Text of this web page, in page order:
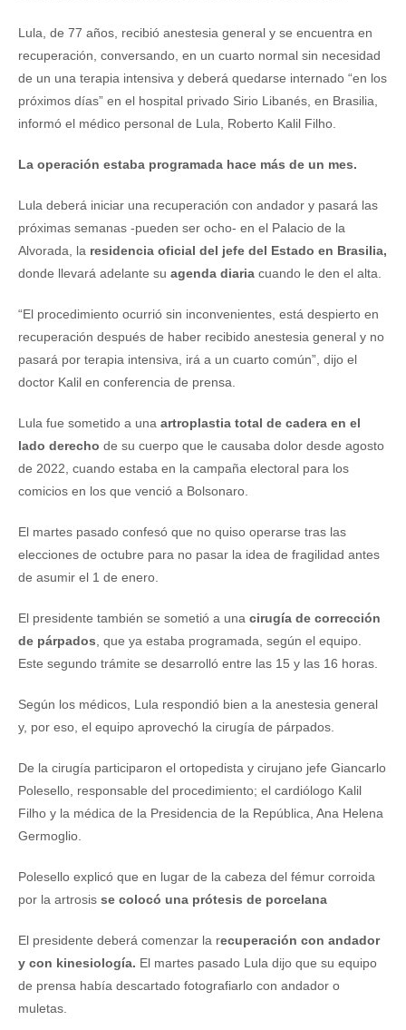
Lula, de 77 años, recibió anestesia general y se encuentra en
recuperación, conversando, en un cuarto normal sin necesidad
de un una terapia intensiva y deberá quedarse internado “en los
próximos días” en el hospital privado Sirio Libanés, en Brasilia,
informó el médico personal de Lula, Roberto Kalil Filho.
La operación estaba programada hace más de un mes.
Lula deberá iniciar una recuperación con andador y pasará las
próximas semanas -pueden ser ocho- en el Palacio de la
Alvorada, la residencia oficial del jefe del Estado en Brasilia,
donde llevará adelante su agenda diaria cuando le den el alta.
“El procedimiento ocurrió sin inconvenientes, está despierto en
recuperación después de haber recibido anestesia general y no
pasará por terapia intensiva, irá a un cuarto común”, dijo el
doctor Kalil en conferencia de prensa.
Lula fue sometido a una artroplastia total de cadera en el
lado derecho de su cuerpo que le causaba dolor desde agosto
de 2022, cuando estaba en la campaña electoral para los
comicios en los que venció a Bolsonaro.
El martes pasado confesó que no quiso operarse tras las
elecciones de octubre para no pasar la idea de fragilidad antes
de asumir el 1 de enero.
El presidente también se sometió a una cirugía de corrección
de párpados , que ya estaba programada, según el equipo.
Este segundo trámite se desarrolló entre las 15 y las 16 horas.
Según los médicos, Lula respondió bien a la anestesia general
y, por eso, el equipo aprovechó la cirugía de párpados.
De la cirugía participaron el ortopedista y cirujano jefe Giancarlo
Polesello, responsable del procedimiento; el cardiólogo Kalil
Filho y la médica de la Presidencia de la República, Ana Helena
Germoglio.
Polesello explicó que en lugar de la cabeza del fémur corroida
por la artrosis se colocó una prótesis de porcelana
El presidente deberá comenzar la recuperación con andador
y con kinesiología. El martes pasado Lula dijo que su equipo
de prensa había descartado fotografiarlo con andador o
muletas.